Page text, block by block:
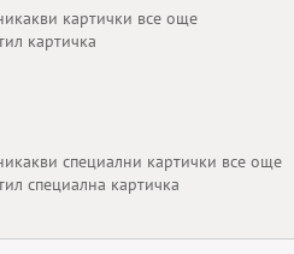
картички все още
картичка
специални картички все още
специална картичка